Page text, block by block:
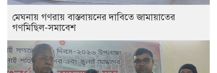
মেঘনায় গণরায় বাস্তবায়নের দাবিতে জামায়াতের
গণমিছিল-সমাবেশ